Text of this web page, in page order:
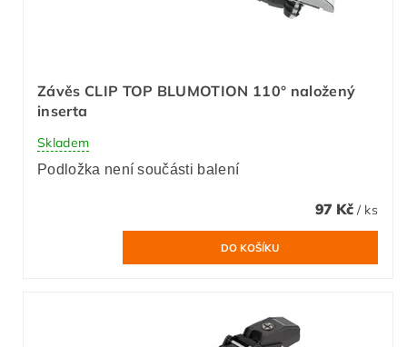
Závěs CLIP TOP BLUMOTION 110° naložený
inserta
Skladem
Podložka není součásti balení
97 Kč / ks